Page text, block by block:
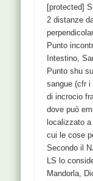
[protected]
2 distanze
Punto
Intestino,
Punto shu
sangue (cfr i
di incrocio
dove può
localizzato
cui le cose
Secondo il
LS lo
Mandorla,